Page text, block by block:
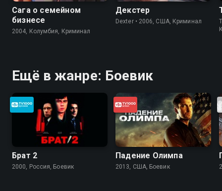
Сага о семейном
бизнесе
2004, Колумбия, Криминал
Декстер
Dexter • 2006, США, Криминал
Ещё в жанре: Боевик
Брат 2
2000, Россия, Боевик
Падение Олимпа
2013, США, Боевик